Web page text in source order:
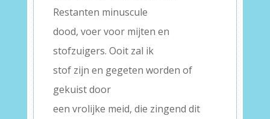
Restanten minuscule
dood, voer voor mijten en
stofzuigers. Ooit zal ik
stof zijn en gegeten worden of
gekuist door
een vrolijke meid, die zingend dit